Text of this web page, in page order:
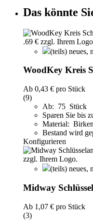
Das könnte
(teils) neues,
WoodKey Kreis
Ab 0,43 € pro Stück
(9)
Ab: 75 Stück
Sparen Sie bis
Material:
Bestand wird
Konfigurieren
(teils) neues,
Midway
Ab 1,07 € pro Stück
(3)